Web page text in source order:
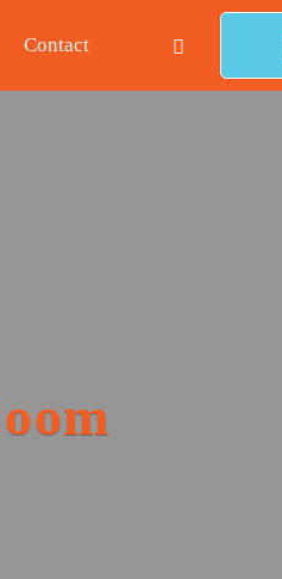
Contact